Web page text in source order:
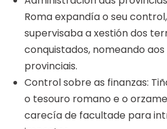
Roma expandía o seu
supervisaba a xestión dos
conquistados, nomeando
provinciais.
Control sobre as finanzas:
o tesouro romano e o
carecía de facultade para